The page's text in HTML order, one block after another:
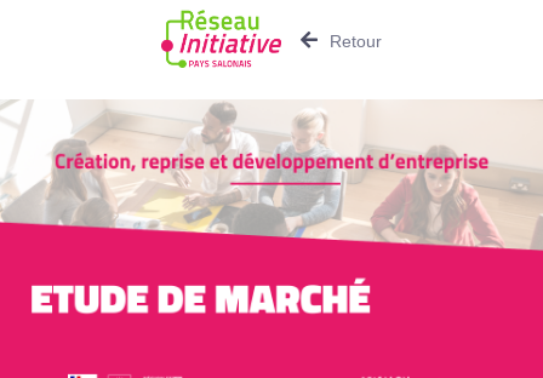
Retour